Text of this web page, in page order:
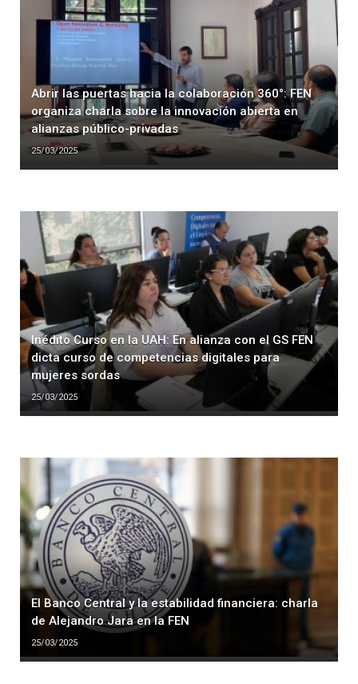
Abrir las puertas hacia la colaboración 360°: FEN
organiza charla sobre la innovación abierta en
alianzas público-privadas
25/03/2025
Inédito Curso en la UAH: En alianza con el GS FEN
dicta curso de competencias digitales para
mujeres sordas
25/03/2025
El Banco Central y la estabilidad financiera: charla
de Alejandro Jara en la FEN
25/03/2025